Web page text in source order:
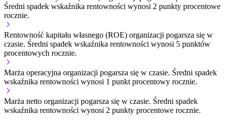
Średni spadek wskaźnika rentowności wynosi 2 punkty procentowe
rocznie.
Rentowność kapitału własnego (ROE) organizacji pogarsza się w
czasie. Średni spadek wskaźnika rentowności wynosi 5 punktów
procentowych rocznie.
Marża operacyjna organizacji pogarsza się w czasie. Średni spadek
wskaźnika rentowności wynosi 1 punkt procentowy rocznie.
Marża netto organizacji pogarsza się w czasie. Średni spadek
wskaźnika rentowności wynosi 2 punkty procentowe rocznie.